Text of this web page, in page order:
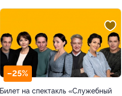
–25%
Билет на спектакль «Служебный